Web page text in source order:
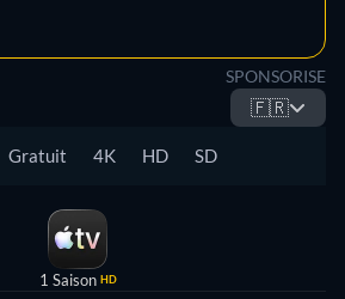
SPONSORISE
🇫🇷
Gratuit 4K HD SD
1 Saison HD